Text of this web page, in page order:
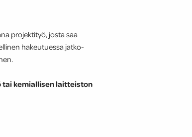
projektityö, josta saa
hakeutuessa jatko-
kemiallisen laitteiston